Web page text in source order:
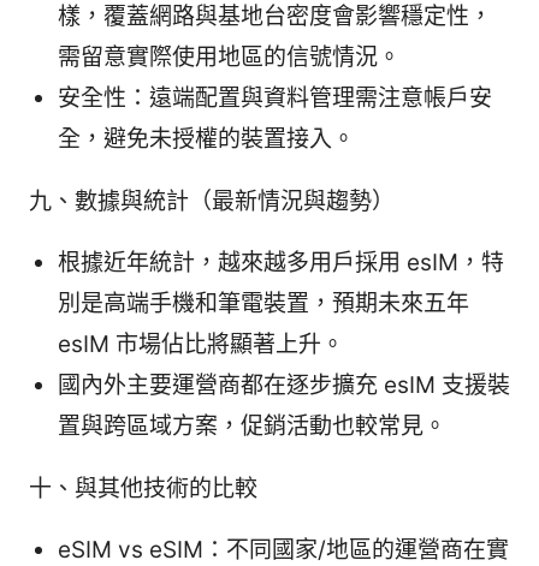
樣，覆蓋網路與基地台密度會影響穩定性，
需留意實際使用地區的信號情況。
安全性：遠端配置與資料管理需注意帳戶安
全，避免未授權的裝置接入。
九、數據與統計（最新情況與趨勢）
根據近年統計，越來越多用戶採用 esIM，特
別是高端手機和筆電裝置，預期未來五年
esIM 市場佔比將顯著上升。
國內外主要運營商都在逐步擴充 esIM 支援裝
置與跨區域方案，促銷活動也較常見。
十、與其他技術的比較
eSIM vs eSIM：不同國家/地區的運營商在實